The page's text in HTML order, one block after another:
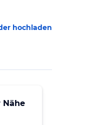
hochladen
Nähe